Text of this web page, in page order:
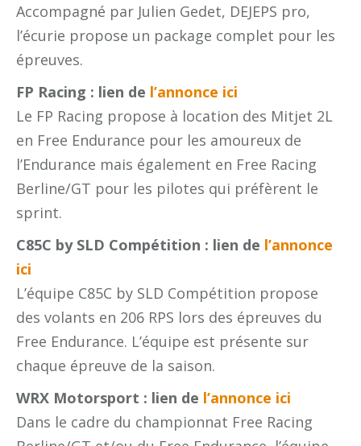
Accompagné par Julien Gedet, DEJEPS pro,
l’écurie propose un package complet pour les
épreuves.
FP Racing : lien de l’annonce ici
Le FP Racing propose à location des Mitjet 2L
en Free Endurance pour les amoureux de
l’Endurance mais également en Free Racing
Berline/GT pour les pilotes qui préfèrent le
sprint.
C85C by SLD Compétition : lien de l’annonce
ici
L’équipe C85C by SLD Compétition propose
des volants en 206 RPS lors des épreuves du
Free Endurance. L’équipe est présente sur
chaque épreuve de la saison.
WRX Motorsport : lien de l’annonce ici
Dans le cadre du championnat Free Racing